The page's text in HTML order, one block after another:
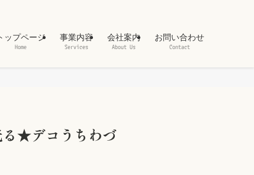
ップページ
Home
事業内容
Services
会社案内
About Us
お問い合わせ
Contact
★デコうちわづ